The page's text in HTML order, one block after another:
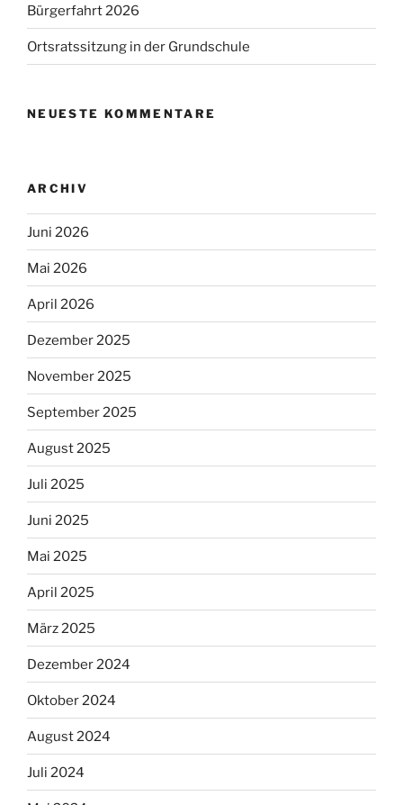
Bürgerfahrt 2026
Ortsratssitzung in der Grundschule
NEUESTE KOMMENTARE
ARCHIV
Juni 2026
Mai 2026
April 2026
Dezember 2025
November 2025
September 2025
August 2025
Juli 2025
Juni 2025
Mai 2025
April 2025
März 2025
Dezember 2024
Oktober 2024
August 2024
Juli 2024